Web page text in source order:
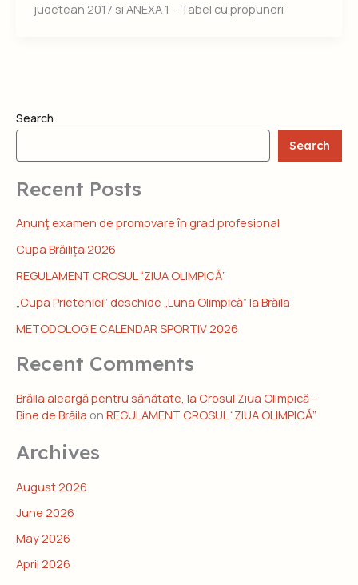
judetean 2017 si ANEXA 1 – Tabel cu propuneri
Search
Search
Recent Posts
Anunţ examen de promovare în grad profesional
Cupa Brăilița 2026
REGULAMENT CROSUL “ZIUA OLIMPICĂ”
„Cupa Prieteniei” deschide „Luna Olimpică” la Brăila
METODOLOGIE CALENDAR SPORTIV 2026
Recent Comments
Brăila aleargă pentru sănătate, la Crosul Ziua Olimpică –
Bine de Brăila on REGULAMENT CROSUL “ZIUA OLIMPICĂ”
Archives
August 2026
June 2026
May 2026
April 2026